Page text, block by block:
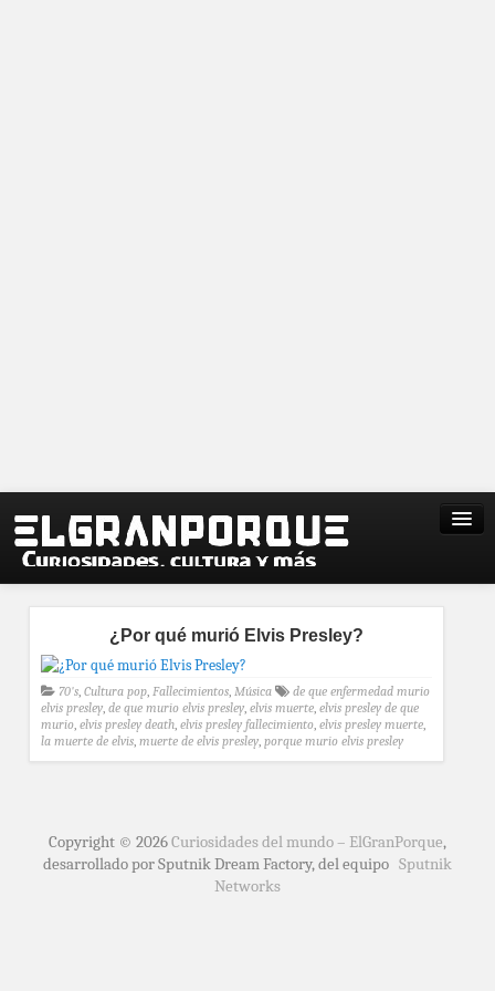
¿Por qué murió Elvis Presley?
70's, Cultura pop, Fallecimientos, Música
de que enfermedad murio
elvis presley, de que murio elvis presley, elvis muerte, elvis presley de que
murio, elvis presley death, elvis presley fallecimiento, elvis presley muerte,
la muerte de elvis, muerte de elvis presley, porque murio elvis presley
Copyright © 2026Curiosidades del mundo – ElGranPorque,
desarrollado por Sputnik Dream Factory, del equipo Sputnik
Networks